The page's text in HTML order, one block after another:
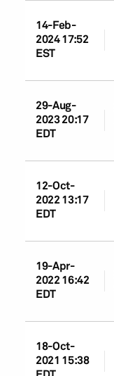
14-Feb-
2024 17:52
EST
29-Aug-
2023 20:17
EDT
12-Oct-
2022 13:17
EDT
19-Apr-
2022 16:42
EDT
18-Oct-
2021 15:38